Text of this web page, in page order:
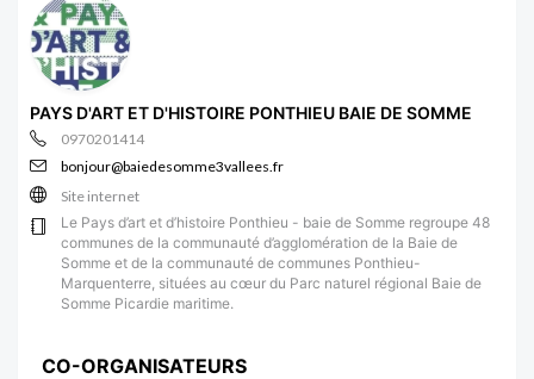
PAYS D'ART ET D'HISTOIRE PONTHIEU BAIE DE SOMME
0970201414
bonjour@baiedesomme3vallees.fr
Site internet
Le Pays d’art et d’histoire Ponthieu - baie de Somme regroupe 48
communes de la communauté d’agglomération de la Baie de
Somme et de la communauté de communes Ponthieu-
Marquenterre, situées au cœur du Parc naturel régional Baie de
Somme Picardie maritime.
CO-ORGANISATEURS